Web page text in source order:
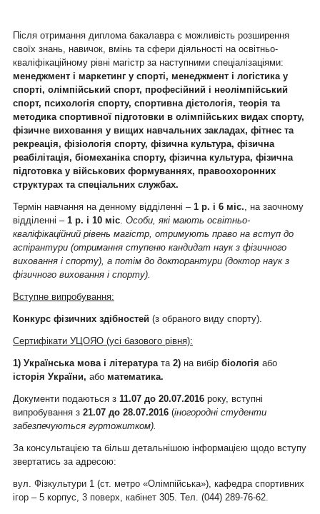
Після отримання диплома бакалавра є можливість розширення
своїх знань, навичок, вмінь та сфери діяльності на освітньо-
кваліфікаційному рівні магістр за наступними спеціалізаціями:
менеджмент і маркетинг у спорті, менеджмент і логістика у
спорті, олімпійський спорт, професійний і неолімпійський
спорт, психологія спорту, спортивна дієтологія, теорія та
методика спортивної підготовки в олімпійських видах спорту,
фізичне виховання у вищих навчальних закладах, фітнес та
рекреація, фізіологія спорту, фізична культура, фізична
реабілітація, біомеханіка спорту, фізична культура, фізична
підготовка у військових формуваннях, правоохоронних
структурах та спеціальних службах.
Термін навчання на денному відділенні – 1 р. і 6 міс., на заочному
відділенні – 1 р. і 10 міс. Особи, які мають освітньо-
кваліфікаційний рівень магістр, отримують право на вступ до
аспірантури (отримання ступеню кандидат наук з фізичного
виховання і спорту), а потім до докторантури (доктор наук з
фізичного виховання і спорту).
Вступне випробування:
Конкурс фізичних здібностей (з обраного виду спорту).
Сертифікати УЦОЯО (усі базового рівня):
1) Українська мова і літературата 2) на вибір біологія або
історія України, або математика.
Документи подаються з 11.07 до 20.07.2016 року, вступні
випробування з 21.07 до 28.07.2016 (іногородні студенти
забезпечуються гуртожитком).
За консультацією та більш детальнішою інформацією щодо вступу
звертатись за адресою:
вул. Фізкультури 1 (ст. метро «Олімпійська»), кафедра спортивних
ігор – 5 корпус, 3 поверх, кабінет 305. Тел. (044) 289-76-62.